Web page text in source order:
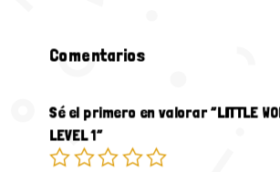
Comentarios
Sé el primero en valorar “LITTLE
LEVEL 1”